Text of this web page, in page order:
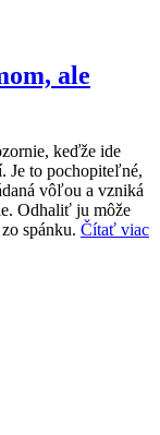
ale
keďže ide
Je to pochopiteľné,
vôľou a vzniká
Odhaliť ju môže
spánku. Čítať viac